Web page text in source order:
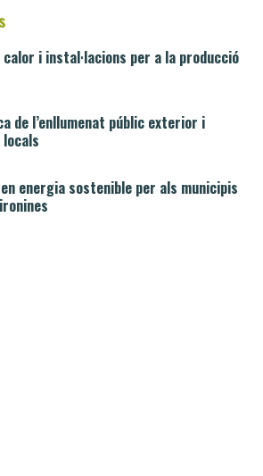
i instal·lacions per a la producció
de l’enllumenat públic exterior i
energia sostenible per als municipis